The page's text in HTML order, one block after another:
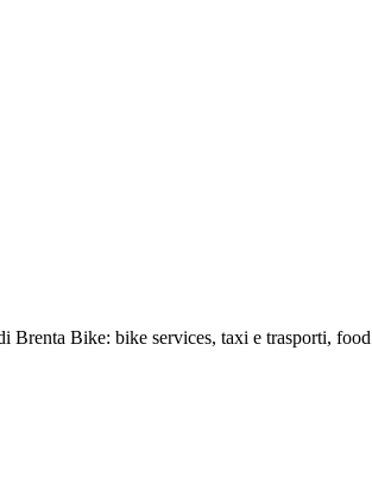
Bike: bike services, taxi e trasporti,